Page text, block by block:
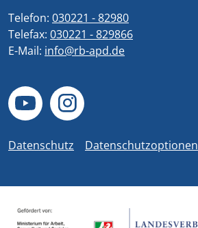
Telefon: 030221 - 82980
Telefax: 030221 - 829866
E-Mail: info@rb-apd.de
Datenschutz Datenschutzoptionen